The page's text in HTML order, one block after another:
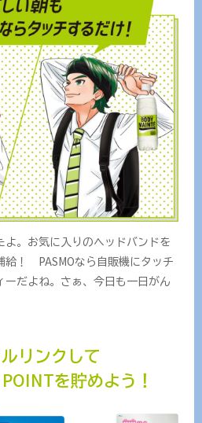
よ。お気に入りのヘッドバンドを
給！ PASMOなら自販機にタッチ
ーだよね。さぁ、今日も一日がん
リンクして
を貯めよう！